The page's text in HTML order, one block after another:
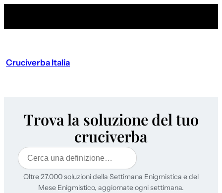
Cruciverba Italia
Trova la soluzione del tuo
cruciverba
Cerca
Oltre 27.000 soluzioni della Settimana Enigmistica e del
Mese Enigmistico, aggiornate ogni settimana.